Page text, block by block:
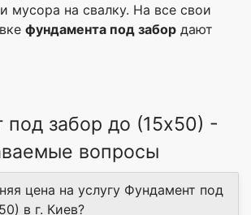
мусора на свалку. На все свои
фундамента под забор дают
под забор до (15х50) -
вопросы
цена на услугу Фундамент под
в г. Киев?